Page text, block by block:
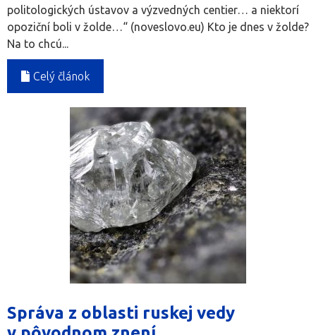
politologických ústavov a výzvedných centier… a niektorí
opoziční boli v žolde…“ (noveslovo.eu) Kto je dnes v žolde?
Na to chcú...
Celý článok
Správa z oblasti ruskej vedy